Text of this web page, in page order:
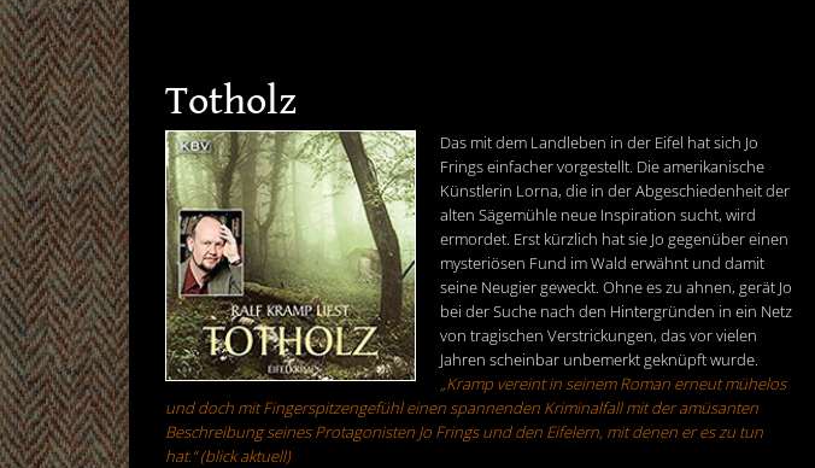
Totholz
Das mit dem Landleben in der Eifel hat sich Jo
Frings einfacher vorgestellt. Die amerikanische
Künstlerin Lorna, die in der Abgeschiedenheit der
alten Sägemühle neue Inspiration sucht, wird
ermordet. Erst kürzlich hat sie Jo gegenüber einen
mysteriösen Fund im Wald erwähnt und damit
seine Neugier geweckt. Ohne es zu ahnen, gerät Jo
bei der Suche nach den Hintergründen in ein Netz
von tragischen Verstrickungen, das vor vielen
Jahren scheinbar unbemerkt geknüpft wurde.
„Kramp vereint in seinem Roman erneut mühelos
und doch mit Fingerspitzengefühl einen spannenden Kriminalfall mit der amüsanten
Beschreibung seines Protagonisten Jo Frings und den Eifelern, mit denen er es zu tun
hat.“ (blick aktuell)